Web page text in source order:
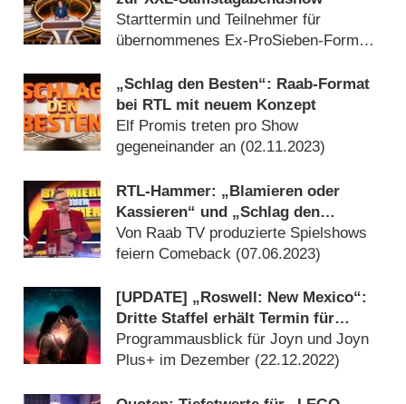
Starttermin und Teilnehmer für
übernommenes Ex-ProSieben-Format
„Schlag den Besten“: Raab-Format
bei RTL mit neuem Konzept
Elf Promis treten pro Show
gegeneinander an (02.11.2023)
RTL-Hammer: „Blamieren oder
Kassieren“ und „Schlag den
Besten“ wechseln den Sender
Von Raab TV produzierte Spielshows
feiern Comeback (07.06.2023)
[UPDATE] „Roswell: New Mexico“:
Dritte Staffel erhält Termin für
Deutschlandpremiere
Programmausblick für Joyn und Joyn
Plus+ im Dezember (22.12.2022)